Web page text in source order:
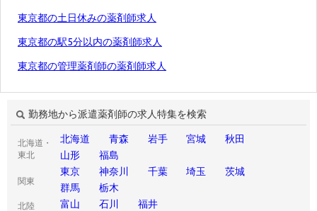
東京都の土日休みの薬剤師求人
東京都の駅5分以内の薬剤師求人
東京都の管理薬剤師の薬剤師求人
勤務地から派遣薬剤師の求人特集を検索
北海道・
東北
北海道 青森 岩手 宮城
秋田
山形
福島
関東
東京 神奈川 千葉 埼玉
茨城
群馬
栃木
北陸 富山 石川 福井